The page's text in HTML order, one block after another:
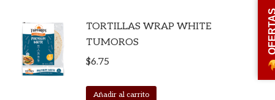
TORTILLAS WRAP WHITE
TUMOROS
$6.75
Añadir al carrito